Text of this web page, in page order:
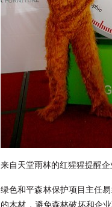
来自天堂雨林的红猩猩提醒
绿色和平森林保护项目主任
的木材，避免森林破坏和企